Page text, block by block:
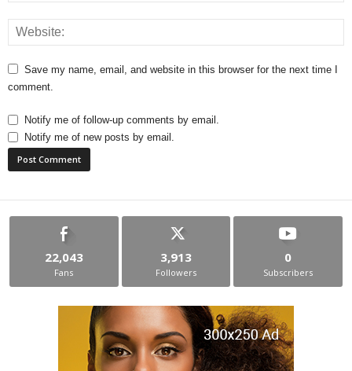
Save my name, email, and website in this browser for the next time I
comment.
Notify me of follow-up comments by email.
Notify me of new posts by email.
22,043
Fans
3,913
Followers
0
Subscribers